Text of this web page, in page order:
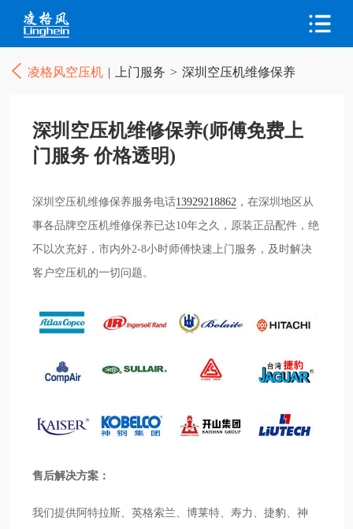
凌格风空压机 | 上门服务 > 深圳空压机维修保养
深圳空压机维修保养(师傅免费上
门服务 价格透明)
深圳空压机维修保养服务电话13929218862 ，在深圳地区从
事各品牌空压机维修保养已达10年之久，原装正品配件，绝
不以次充好，市内外2-8小时师傅快速上门服务，及时解决
客户空压机的一切问题。
售后解决方案：
我们提供阿特拉斯、英格索兰、博莱特、寿力、捷豹、神